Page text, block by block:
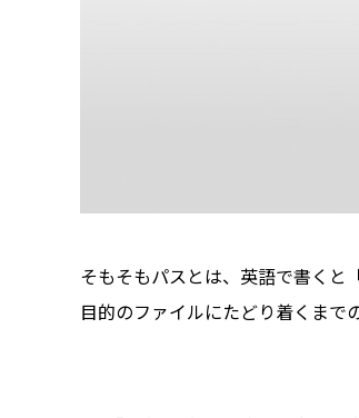
そもそもパスとは、英語で書くと
目的のファイルにたどり着くまで